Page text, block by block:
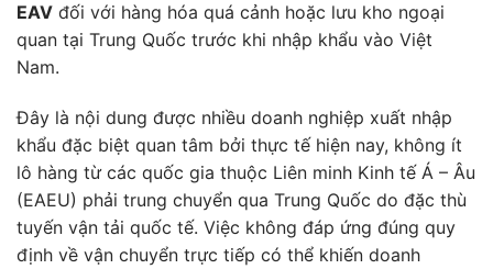
EAV đối với hàng hóa quá cảnh hoặc lưu kho ngoại
quan tại Trung Quốc trước khi nhập khẩu vào Việt
Nam.
Đây là nội dung được nhiều doanh nghiệp xuất nhập
khẩu đặc biệt quan tâm bởi thực tế hiện nay, không ít
lô hàng từ các quốc gia thuộc Liên minh Kinh tế Á – Âu
(EAEU) phải trung chuyển qua Trung Quốc do đặc thù
tuyến vận tải quốc tế. Việc không đáp ứng đúng quy
định về vận chuyển trực tiếp có thể khiến doanh